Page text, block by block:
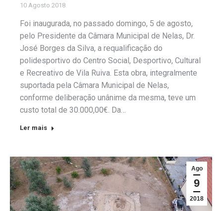
10 Agosto 2018
Foi inaugurada, no passado domingo, 5 de agosto,
pelo Presidente da Câmara Municipal de Nelas, Dr.
José Borges da Silva, a requalificação do
polidesportivo do Centro Social, Desportivo, Cultural
e Recreativo de Vila Ruiva. Esta obra, integralmente
suportada pela Câmara Municipal de Nelas,
conforme deliberação unânime da mesma, teve um
custo total de 30.000,00€. Da…
Ler mais
Ago
9
2018